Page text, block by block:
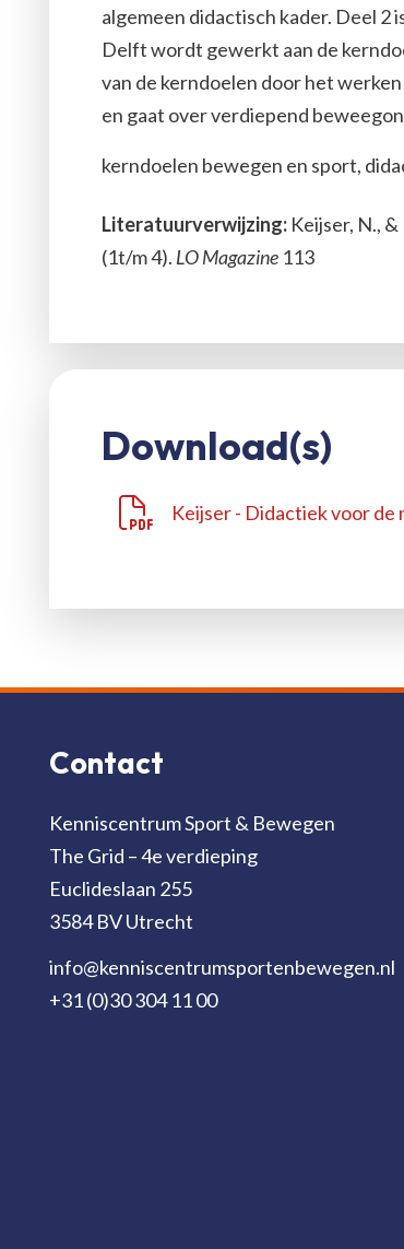
algemeen didactisch kader. Deel 2
Delft wordt gewerkt aan de
van de kerndoelen door het
en gaat over verdiepend
kerndoelen bewegen en sport,
Literatuurverwijzing: Keijser, N.,
(1t/m 4). LO Magazine 113
Download(s)
Keijser - Didactiek voor de
Contact
Kenniscentrum Sport & Bewegen
The Grid – 4e verdieping
Euclideslaan 255
3584 BV Utrecht
info@kenniscentrumsportenbewegen.nl
+31 (0)30 304 11 00